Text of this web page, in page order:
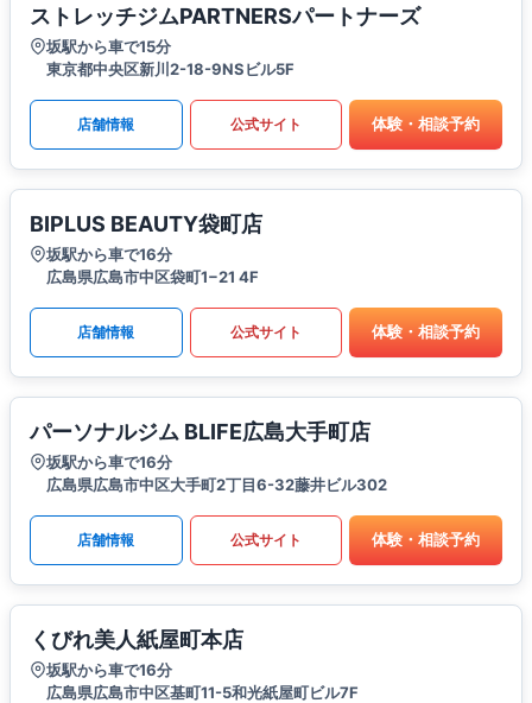
ストレッチジムPARTNERSパートナーズ
坂駅から車で15分
東京都中央区新川2-18-9NSビル5F
店舗情報 公式サイト 体験・相談予約
BIPLUS BEAUTY袋町店
坂駅から車で16分
広島県広島市中区袋町1−21 4F
店舗情報 公式サイト 体験・相談予約
パーソナルジム BLIFE広島大手町店
坂駅から車で16分
広島県広島市中区大手町2丁目6-32藤井ビル302
店舗情報 公式サイト 体験・相談予約
くびれ美人紙屋町本店
坂駅から車で16分
広島県広島市中区基町11-5和光紙屋町ビル7F